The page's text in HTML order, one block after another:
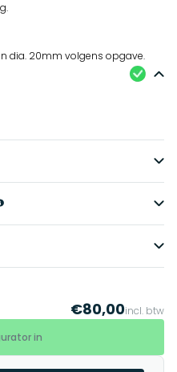
dia. 20mm volgens opgave.
€80,00incl. btw
in